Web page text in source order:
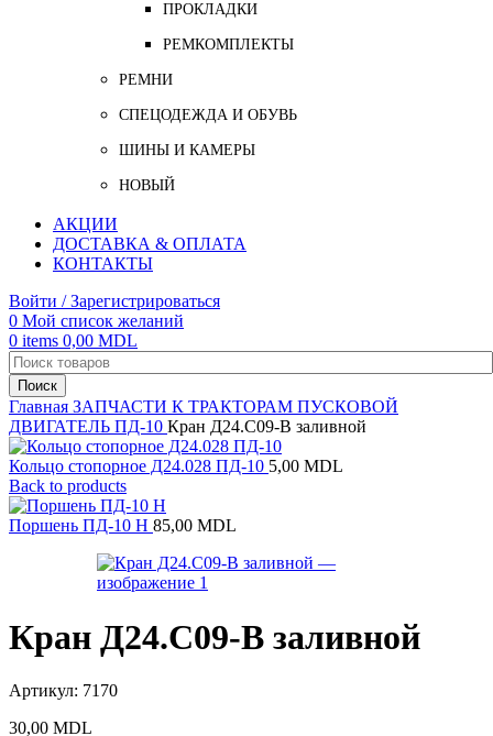
ПРОКЛАДКИ
РЕМКОМПЛЕКТЫ
РЕМНИ
СПЕЦОДЕЖДА И ОБУВЬ
ШИНЫ И КАМЕРЫ
НОВЫЙ
АКЦИИ
ДОСТАВКА & ОПЛАТА
КОНТАКТЫ
Войти / Зарегистрироваться
0 Мой список желаний
0 items 0,00 MDL
Поиск
Главная ЗАПЧАСТИ К ТРАКТОРАМ ПУСКОВОЙ
ДВИГАТЕЛЬ ПД-10 Кран Д24.С09-В заливной
Кольцо стопорное Д24.028 ПД-10 5,00 MDL
Back to products
Поршень ПД-10 Н 85,00 MDL
Кран Д24.С09-В заливной
Артикул: 7170
30,00 MDL